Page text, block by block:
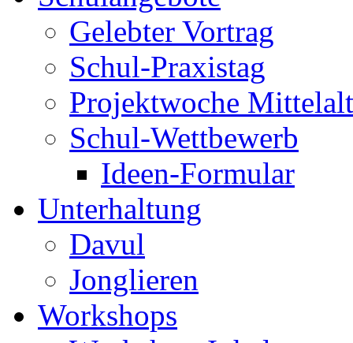
Gelebter Vortrag
Schul-Praxistag
Projektwoche
Schul-Wettbewerb
Ideen-Formular
Unterhaltung
Davul
Jonglieren
Workshops